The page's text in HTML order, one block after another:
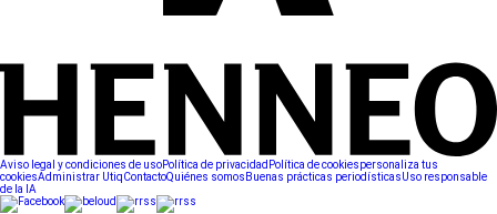
Aviso legal y condiciones de usoPolítica de privacidad Política de cookiespersonaliza tus
cookiesAdministrar UtiqContactoQuiénes somos Buenas prácticas periodísticasUso responsable
de la IA